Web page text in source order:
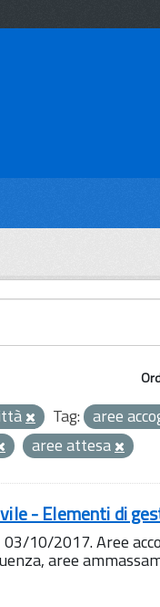
Tag: aree
aree attesa
- Elementi di
10/2017. Aree
aree